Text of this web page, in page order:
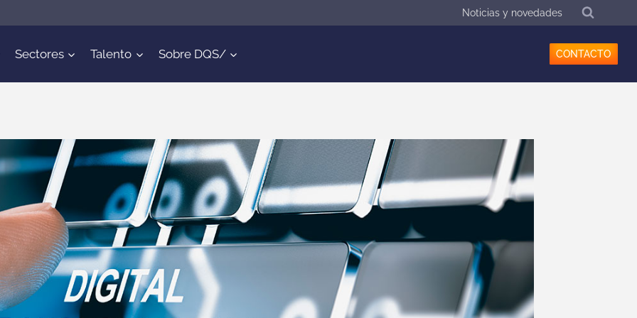
Noticias y novedades
Sectores Talento Sobre DQS/ CONTACTO